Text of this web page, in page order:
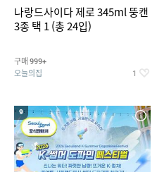
나랑드사이다 제로 345ml 뚱캔
3종 택 1 (총 24입)
구매 999+
오늘의집 1
9